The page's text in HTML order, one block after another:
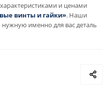
и ценами
винты и гайки». Наши
именно для вас деталь